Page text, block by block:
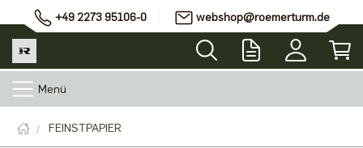
+49 2273 95106-0 webshop@roemerturm.de
Menü
FEINSTPAPIER